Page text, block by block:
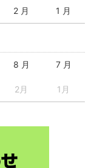
2 月 1 月
8 月 7 月
2月 1月